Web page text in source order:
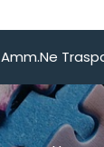
Amm.ne